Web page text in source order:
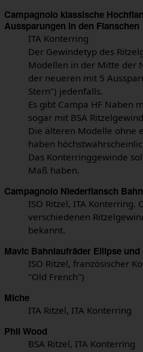
Campagnolo klassische
Aussparungen in den Flanschen
ITA Konterring
Der Gewindetyp des
Modellen in der Mitte der
der neueren mit 5
Stern") jedenfalls.
Es gibt Campa HF Naben
sogar mit BSA
Die älteren Modelle ohne
haben
Das Konterringgewinde
Maß haben.
Campagnolo Niederflansch
ISO Ritzel, ITA Konterring.
verschiedenen
bekannt.
Mavic Bahnlaufräder Ellipse und
ISO Ritzel, französischer
"Old French")
Miche
ITA Ritzel, ITA Konterring
Phil Wood
BSA Ritzel, ITA Konterring